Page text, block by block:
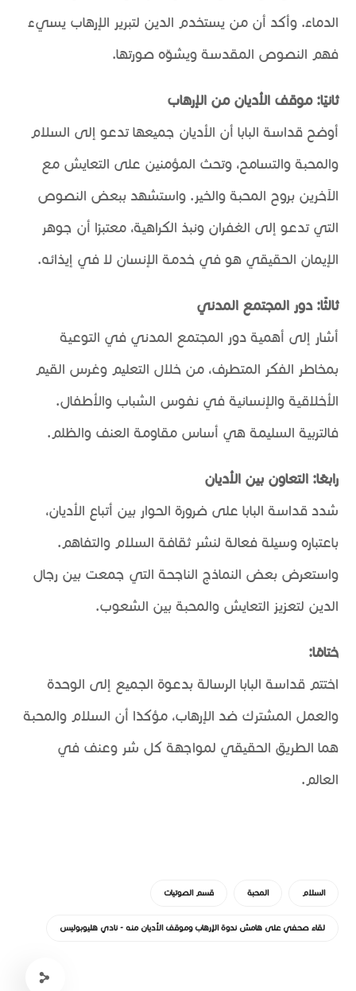
الدماء. وأكد أن من يستخدم الدين لتبرير الإرهاب يسيء
فهم النصوص المقدسة ويشوّه صورتها.
ثانيًا: موقف الأديان من الإرهاب
أوضح قداسة البابا أن الأديان جميعها تدعو إلى السلام
والمحبة والتسامح، وتحث المؤمنين على التعايش مع
الآخرين بروح المحبة والخير. واستشهد ببعض النصوص
التي تدعو إلى الغفران ونبذ الكراهية، معتبرًا أن جوهر
الإيمان الحقيقي هو في خدمة الإنسان لا في إيذائه.
ثالثًا: دور المجتمع المدني
أشار إلى أهمية دور المجتمع المدني في التوعية
بمخاطر الفكر المتطرف، من خلال التعليم وغرس القيم
الأخلاقية والإنسانية في نفوس الشباب والأطفال.
فالتربية السليمة هي أساس مقاومة العنف والظلم.
رابعًا: التعاون بين الأديان
شدد قداسة البابا على ضرورة الحوار بين أتباع الأديان،
باعتباره وسيلة فعالة لنشر ثقافة السلام والتفاهم.
واستعرض بعض النماذج الناجحة التي جمعت بين رجال
الدين لتعزيز التعايش والمحبة بين الشعوب.
ختامًا:
اختتم قداسة البابا الرسالة بدعوة الجميع إلى الوحدة
والعمل المشترك ضد الإرهاب، مؤكدًا أن السلام والمحبة
هما الطريق الحقيقي لمواجهة كل شر وعنف في
العالم.
السلام المحبة قسم الصوتيات
لقاء صحفي على هامش ندوة الإرهاب وموقف الأديان منه - نادي هليوبوليس